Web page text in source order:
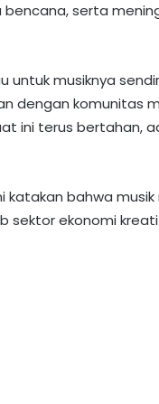
serta
untuk musiknya
dengan komunitas
ini terus bertahan,
katakan bahwa
sektor ekonomi